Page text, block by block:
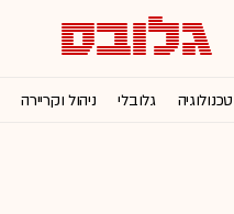
טכנולוגיה גלובלי ניהול וקריירה